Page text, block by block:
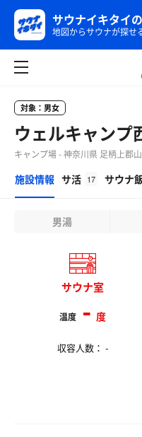
サウナイキタイ
地図からサウナが探せ
対象：男女
ウェルキャンプ
キャンプ場 - 神奈川県 足柄上郡
施設情報 サ活 17 サウナ
男湯
サウナ室
温度 -度
収容人数： -